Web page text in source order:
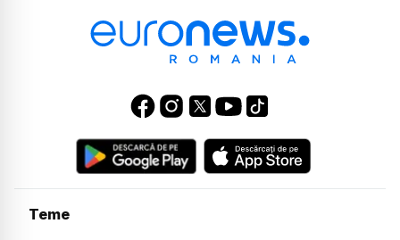
Teme